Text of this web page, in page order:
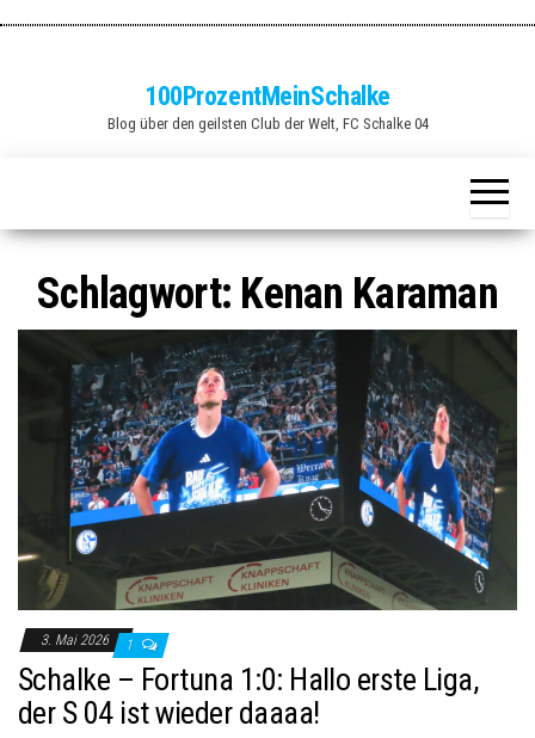
100ProzentMeinSchalke
Blog über den geilsten Club der Welt, FC Schalke 04
Schlagwort: Kenan Karaman
3. Mai 2026 1
Schalke – Fortuna 1:0: Hallo erste Liga,
der S 04 ist wieder daaaa!